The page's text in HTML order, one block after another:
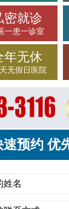
密就诊
一患一诊室
年无休
无假日医院
速预约 优